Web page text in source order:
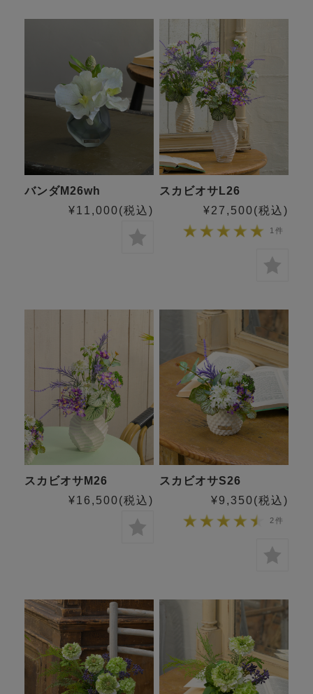
バンダM26wh
¥11,000(税込)
スカビオサL26
¥27,500(税込)
1件
スカビオサM26
¥16,500(税込)
スカビオサS26
¥9,350(税込)
2件